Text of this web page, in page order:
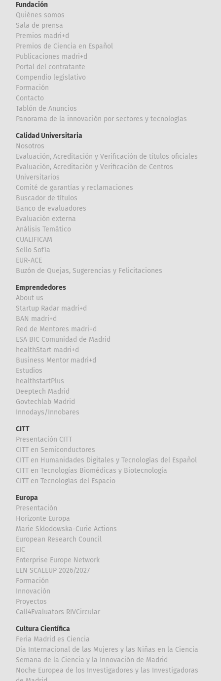
Fundación
Quiénes somos
Sala de prensa
Premios madri+d
Premios de Ciencia en Español
Publicaciones madri+d
Portal del contratante
Compendio legislativo
Formación
Contacto
Tablón de Anuncios
Panorama de la innovación por sectores y tecnologías
Calidad Universitaria
Nosotros
Evaluación, Acreditación y Verificación de títulos oficiales
Evaluación, Acreditación y Verificación de Centros
Universitarios
Comité de garantías y reclamaciones
Buscador de títulos
Banco de evaluadores
Evaluación externa
Análisis Temático
CUALIFICAM
Sello Sofía
EUR-ACE
Buzón de Quejas, Sugerencias y Felicitaciones
Emprendedores
About us
Startup Radar madri+d
BAN madri+d
Red de Mentores madri+d
ESA BIC Comunidad de Madrid
healthStart madri+d
Business Mentor madri+d
Estudios
healthstartPlus
Deeptech Madrid
Govtechlab Madrid
Innodays/Innobares
CITT
Presentación CITT
CITT en Semiconductores
CITT en Humanidades Digitales y Tecnologías del Español
CITT en Tecnologías Biomédicas y Biotecnología
CITT en Tecnologías del Espacio
Europa
Presentación
Horizonte Europa
Marie Sklodowska-Curie Actions
European Research Council
EIC
Enterprise Europe Network
EEN SCALEUP 2026/2027
Formación
Innovación
Proyectos
Call4Evaluators RIVCircular
Cultura Científica
Feria Madrid es Ciencia
Día Internacional de las Mujeres y las Niñas en la Ciencia
Semana de la Ciencia y la Innovación de Madrid
Noche Europea de los Investigadores y las Investigadoras